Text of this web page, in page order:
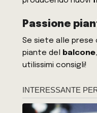
Passione
Se siete alle prese
piante del
balcone
utilissimi consigli!